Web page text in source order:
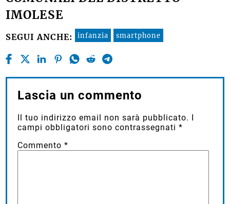
IMOLESE
SEGUI ANCHE: infanzia smartphone
Lascia un commento
Il tuo indirizzo email non sarà pubblicato.
campi obbligatori sono contrassegnati*
Commento*